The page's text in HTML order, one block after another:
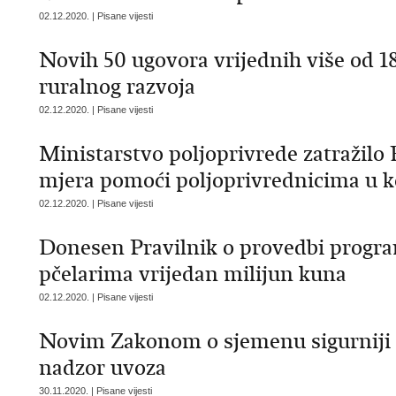
02.12.2020. | Pisane vijesti
Novih 50 ugovora vrijednih više od
ruralnog razvoja
02.12.2020. | Pisane vijesti
Ministarstvo poljoprivrede zatražilo
mjera pomoći poljoprivrednicima u
02.12.2020. | Pisane vijesti
Donesen Pravilnik o provedbi
pčelarima vrijedan milijun kuna
02.12.2020. | Pisane vijesti
Novim Zakonom o sjemenu
nadzor uvoza
30.11.2020. | Pisane vijesti